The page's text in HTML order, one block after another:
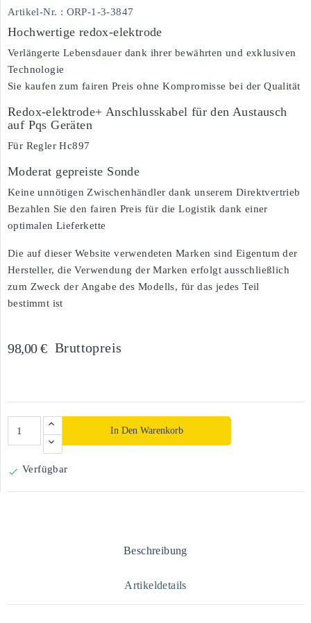
Artikel-Nr. : ORP-1-3-3847
Hochwertige redox-elektrode
Verlängerte Lebensdauer dank ihrer bewährten und exklusiven
Technologie
Sie kaufen zum fairen Preis ohne Kompromisse bei der Qualität
Redox-elektrode+ Anschlusskabel für den Austausch
auf Pqs Geräten
Für Regler Hc897
Moderat gepreiste Sonde
Keine unnötigen Zwischenhändler dank unserem Direktvertrieb
Bezahlen Sie den fairen Preis für die Logistik dank einer
optimalen Lieferkette
Die auf dieser Website verwendeten Marken sind Eigentum der
Hersteller, die Verwendung der Marken erfolgt ausschließlich
zum Zweck der Angabe des Modells, für das jedes Teil
bestimmt ist
98,00 € Bruttopreis
In Den Warenkorb
 Verfügbar
Beschreibung
Artikeldetails